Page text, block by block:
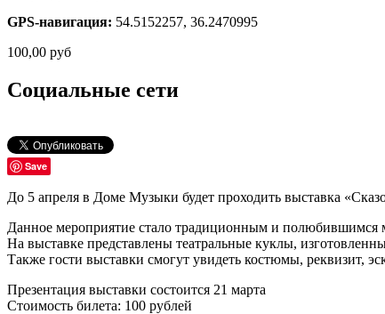
GPS-навигация: 54.5152257, 36.2470995
100,00 руб
Социальные сети
Save
До 5 апреля в Доме Музыки будет проходить выставка
Данное мероприятие стало традиционным и полюбившимся
На выставке представлены театральные куклы,
Также гости выставки смогут увидеть костюмы, реквизит,
Презентация выставки состоится 21 марта
Стоимость билета: 100 рублей